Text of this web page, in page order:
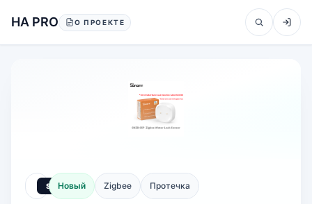
HA PRO О ПРОЕКТЕ
Новый Zigbee Протечка